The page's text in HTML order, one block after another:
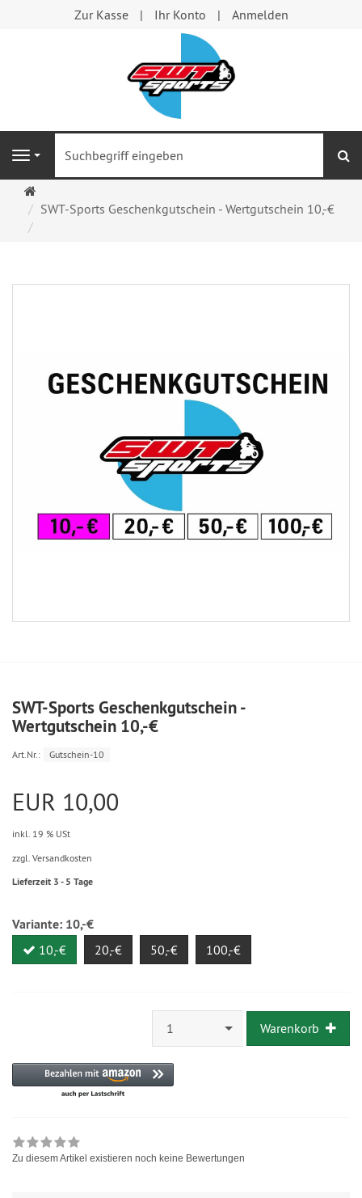
Zur Kasse Ihr Konto Anmelden
Navigation
SWT-Sports Geschenkgutschein - Wertgutschein 10,-€
SWT-Sports Geschenkgutschein -
Wertgutschein 10,-€
Art.Nr.: Gutschein-10
EUR 10,00
inkl. 19 % USt
zzgl. Versandkosten
Lieferzeit 3 - 5 Tage
Variante: 10,-€
10,-€ 20,-€ 50,-€ 100,-€
1 Warenkorb
Zu diesem Artikel existieren noch keine Bewertungen